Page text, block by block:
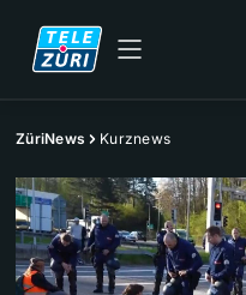
ZüriNews Kurznews